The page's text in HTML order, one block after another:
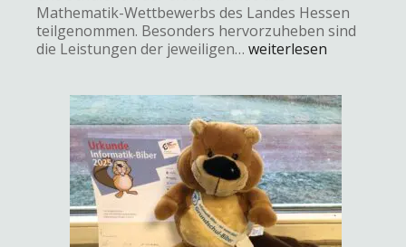
Mathematik-Wettbewerbs des Landes Hessen
teilgenommen. Besonders hervorzuheben sind
die Leistungen der jeweiligen… weiterlesen